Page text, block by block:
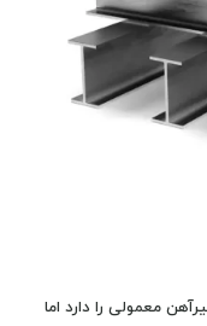
معمولی را دارد اما